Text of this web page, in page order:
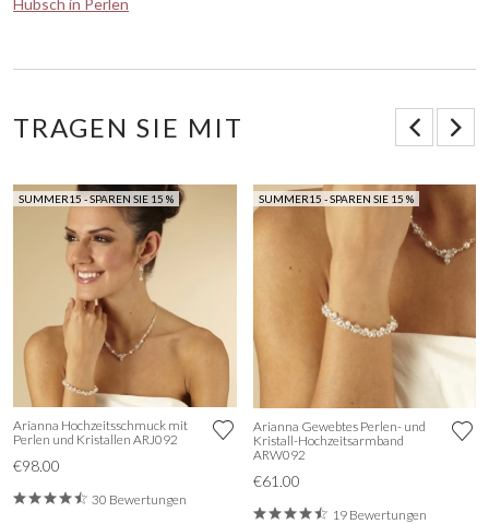
TRAGEN SIE MIT
SUMMER15 - SPAREN SIE 15 %
Arianna Hochzeitsschmuck mit
Perlen und Kristallen ARJ092
€98.00
30 Bewertungen
SUMMER15 - SPAREN SIE 15 %
Arianna Gewebtes Perlen- und
Kristall-Hochzeitsarmband
ARW092
€61.00
19 Bewertungen